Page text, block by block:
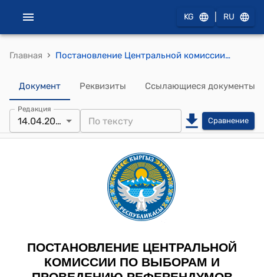
KG RU
Главная › Постановление Центральной комиссии по выборам и проведению референдумов КР от 14 апреля 2026 года № 52 "О передаче вакантного мандата депутата Жогорку Кенеша Кыргызской Республики"
Документ Реквизиты Ссылающиеся документы
Редакция
14.04.2026 Сравнение